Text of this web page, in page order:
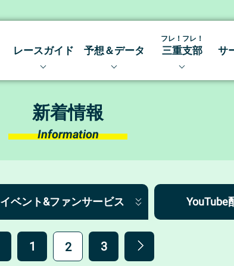
レースガイド
レース結果 〜アーカイブ〜
レース展望・出場予定選手
メールマガジン
予想＆データ
得点率ランキング
モーター抽選結果・前検タイム
モーターデータ
フレ！フレ！
三重支部
みえトピ！
サ
キ
新着情報
Information
イベント&ファンサービス YouTube
1 2 3